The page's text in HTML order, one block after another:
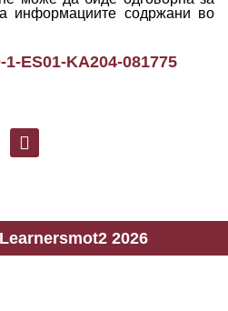
информациите содржани во
ES01-KA204-081775
2026